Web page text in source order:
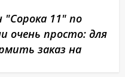
11" по
очень просто: для
заказ на